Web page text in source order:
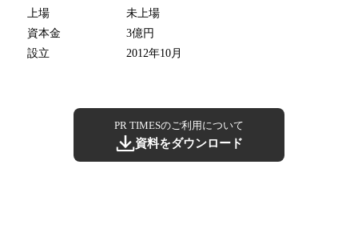
上場
未上場
資本金
3億円
設立
2012年10月
PR TIMESのご利用について
資料をダウンロード